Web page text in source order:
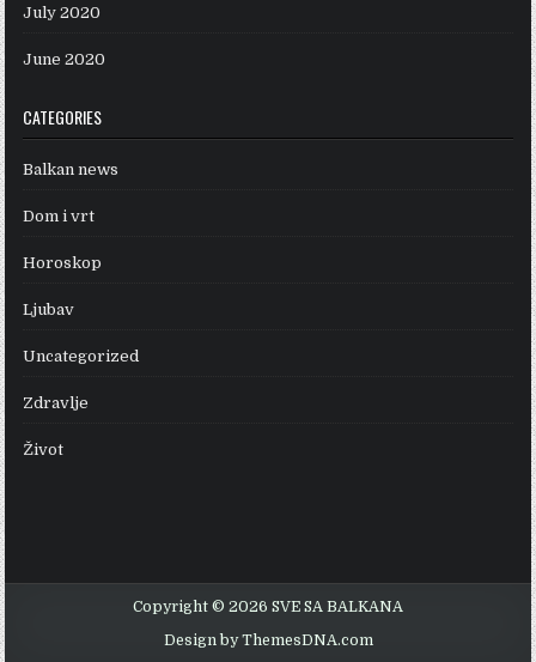
July 2020
June 2020
CATEGORIES
Balkan news
Dom i vrt
Horoskop
Ljubav
Uncategorized
Zdravlje
Život
Copyright © 2026 SVE SA BALKANA
Design by ThemesDNA.com